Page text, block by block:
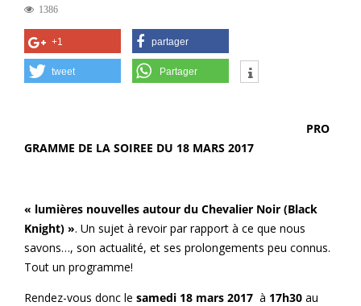
1386
+1 partager
tweet Partager
PRO
GRAMME DE LA SOIREE DU 18 MARS 2017
« lumières nouvelles autour du Chevalier Noir (Black
Knight) ». Un sujet à revoir par rapport à ce que nous
savons…, son actualité, et ses prolongements peu connus.
Tout un programme!
Rendez-vous donc le samedi 18 mars 2017 à 17h30 au